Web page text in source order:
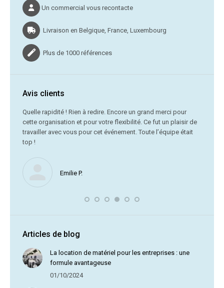
Un commercial vous recontacte
Livraison en Belgique, France, Luxembourg
Plus de 1000 références
Avis clients
Quelle rapidité ! Rien à redire. Encore un grand merci pour
cette organisation et pour votre flexibilité. Ce fut un plaisir de
travailler avec vous pour cet événement. Toute l’équipe était
top !
Emilie P.
Articles de blog
La location de matériel pour les entreprises : une
formule avantageuse
01/10/2024